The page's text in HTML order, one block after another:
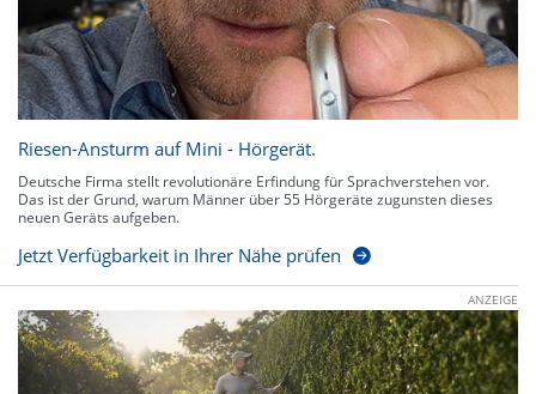
Riesen-Ansturm auf Mini - Hörgerät.
Deutsche Firma stellt revolutionäre Erfindung für Sprachverstehen vor.
Das ist der Grund, warum Männer über 55 Hörgeräte zugunsten dieses
neuen Geräts aufgeben.
Jetzt Verfügbarkeit in Ihrer Nähe prüfen
ANZEIGE